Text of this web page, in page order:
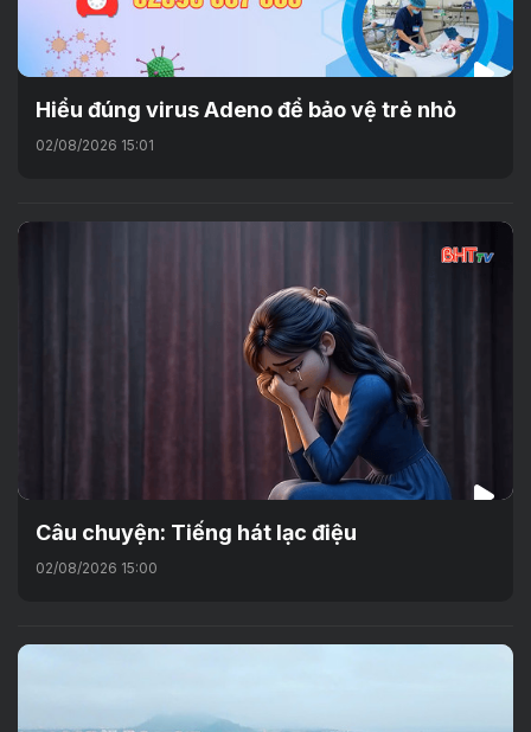
Hiểu đúng virus Adeno để bảo vệ trẻ nhỏ
02/08/2026 15:01
Câu chuyện: Tiếng hát lạc điệu
02/08/2026 15:00